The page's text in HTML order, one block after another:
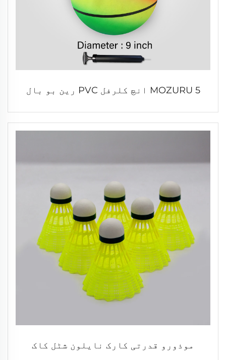
MOZURU 5 انچ کلرفل PVC رین بو بال
موذورو قدرتی کارک نایلون شٹل کاک